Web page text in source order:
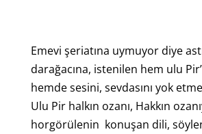
Emevi şeriatına uymuyor diye
darağacına, istenilen hem ulu
hemde sesini, sevdasını yok
Ulu Pir halkın ozanı, Hakkın
horgörülenin konuşan dili,